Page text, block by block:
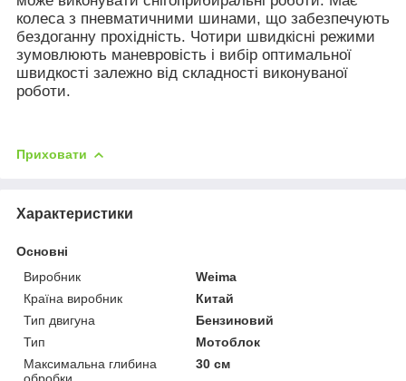
колеса з пневматичними шинами, що забезпечують
бездоганну прохідність. Чотири швидкісні режими
зумовлюють маневровість і вибір оптимальної
швидкості залежно від складності виконуваної
роботи.
Приховати
Характеристики
Основні
Виробник
Weima
Країна виробник
Китай
Тип двигуна
Бензиновий
Тип
Мотоблок
Максимальна глибина
обробки
30 см